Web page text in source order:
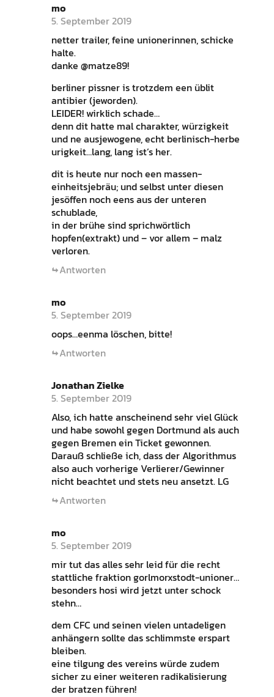
mo
5. September 2019
netter trailer, feine unionerinnen, schicke
halte.
danke @matze89!
berliner pissner is trotzdem een üblit
antibier (jeworden).
LEIDER! wirklich schade…
denn dit hatte mal charakter, würzigkeit
und ne ausjewogene, echt berlinisch-herbe
urigkeit…lang, lang ist’s her.
dit is heute nur noch een massen-
einheitsjebräu; und selbst unter diesen
jesöffen noch eens aus der unteren
schublade,
in der brühe sind sprichwörtlich
hopfen(extrakt) und – vor allem – malz
verloren.
Antworten
mo
5. September 2019
oops…eenma löschen, bitte!
Antworten
Jonathan Zielke
5. September 2019
Also, ich hatte anscheinend sehr viel Glück
und habe sowohl gegen Dortmund als auch
gegen Bremen ein Ticket gewonnen.
Darauß schließe ich, dass der Algorithmus
also auch vorherige Verlierer/Gewinner
nicht beachtet und stets neu ansetzt. LG
Antworten
mo
5. September 2019
mir tut das alles sehr leid für die recht
stattliche fraktion gorlmorxstodt-unioner…
besonders hosi wird jetzt unter schock
stehn…
dem CFC und seinen vielen untadeligen
anhängern sollte das schlimmste erspart
bleiben.
eine tilgung des vereins würde zudem
sicher zu einer weiteren radikalisierung
der bratzen führen!